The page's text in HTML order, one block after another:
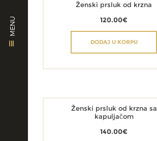
MENU
Ženski prsluk od krzna
120.00€
DODAJ U KORPU
Ženski prsluk od krzna sa
kapuljačom
140.00€